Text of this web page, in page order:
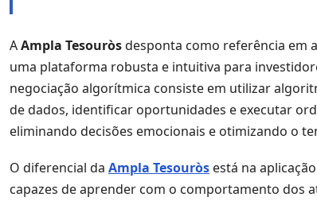
AAmpla Tesouròsdesponta como referência em
uma plataforma robusta e intuitiva para
negociação algorítmica consiste em utilizar
de dados, identificar oportunidades e executar
eliminando decisões emocionais e otimizando o
O diferencial da Ampla Tesouròsestá na
capazes de aprender com o comportamento dos